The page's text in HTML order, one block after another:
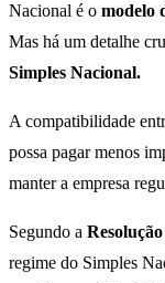
Nacional é o modelo
Mas há um detalhe
Simples Nacional.
A compatibilidade
possa pagar menos
manter a empresa
Segundo a
regime do Simples